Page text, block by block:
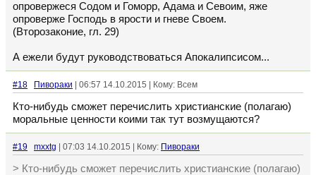
опровержеся Содом и Гоморр, Адама и Севоим, яже
опроверже Господь в ярости и гневе Своем.
(Второзаконие, гл. 29)
А ежели будут руководствоваться Апокалипсисом...
#18 Пивораки | 06:57 14.10.2015 | Кому: Всем
Кто-нибудь сможет перечислить христианские (полагаю)
моральные ценности коими так тут возмущаются?
#19 mxxtg | 07:03 14.10.2015 | Кому: Пивораки
> Кто-нибудь сможет перечислить христианские (полагаю)